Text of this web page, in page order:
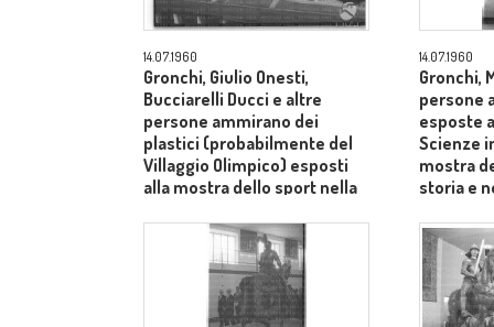
14.07.1960
Gronchi, Giulio Onesti,
Bucciarelli Ducci e altre
persone ammirano dei
plastici (probabilmente del
Villaggio Olimpico) esposti
alla mostra dello sport nella
Palazzo delle Scienze -
campo medio
14.07.1960
Gronchi,
persone
esposte
Scienze
mostra
storia e